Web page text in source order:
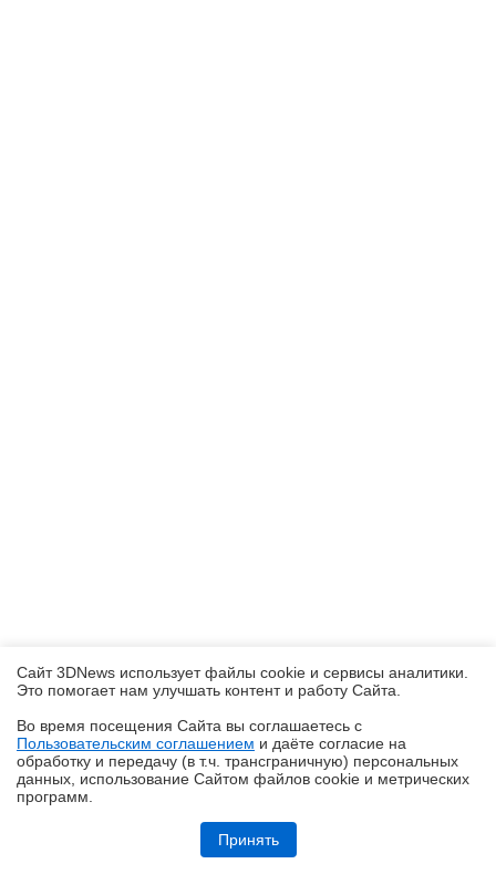
Обзор игрового QD-OLED-монитора ASUS ROG Strix OLED
XG27AQDMES: самый доступный в линейке
Сайт 3DNews использует файлы cookie и сервисы аналитики.
Это помогает нам улучшать контент и работу Cайта.
Во время посещения Cайта вы соглашаетесь с
Пользовательским соглашением и даёте согласие на
обработку и передачу (в т.ч. трансграничную) персональных
данных, использование Cайтом файлов cookie и метрических
программ.
Принять